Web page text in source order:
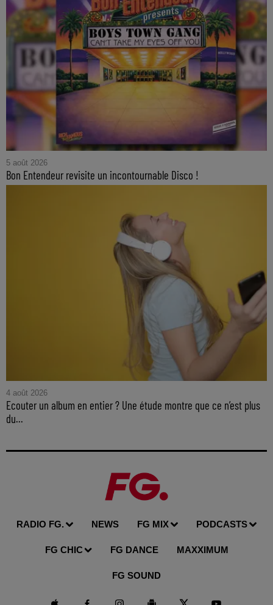
5 août 2026
Bon Entendeur revisite un incontournable Disco !
4 août 2026
Ecouter un album en entier ? Une étude montre que ce n’est plus
du...
RADIO FG. NEWS FG MIX PODCASTS
FG CHIC FG DANCE MAXXIMUM
FG SOUND